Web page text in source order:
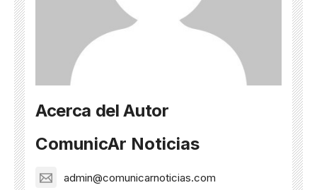
Acerca del Autor
ComunicAr Noticias
admin@comunicarnoticias.com